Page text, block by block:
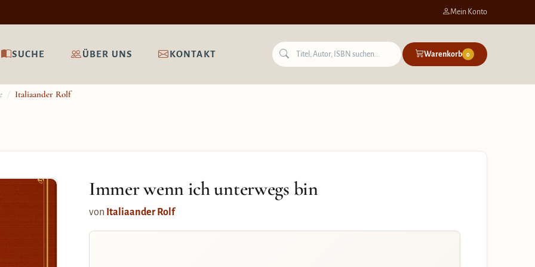
Mein Konto
SUCHE ÜBER UNS KONTAKT Warenkorb 0
/ Italiaander Rolf
Immer wenn ich unterwegs bin
von Italiaander Rolf